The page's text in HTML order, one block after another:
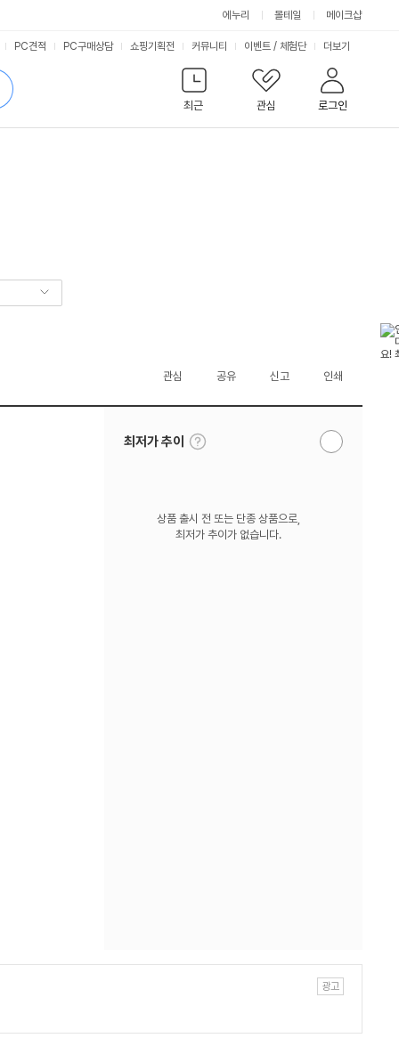
에누리 몰테일 메이크샵
최근
관심 로그인
PC견적 PC구매상담 쇼핑기획전 커뮤니티 이벤트 / 체험단 서
비
스
더보기
관심 공유 신고 인쇄
최저가 추이
툴
팁
알
상품 출시 전 또는 단종 상품으로,
최저가 추이가 없습니다.